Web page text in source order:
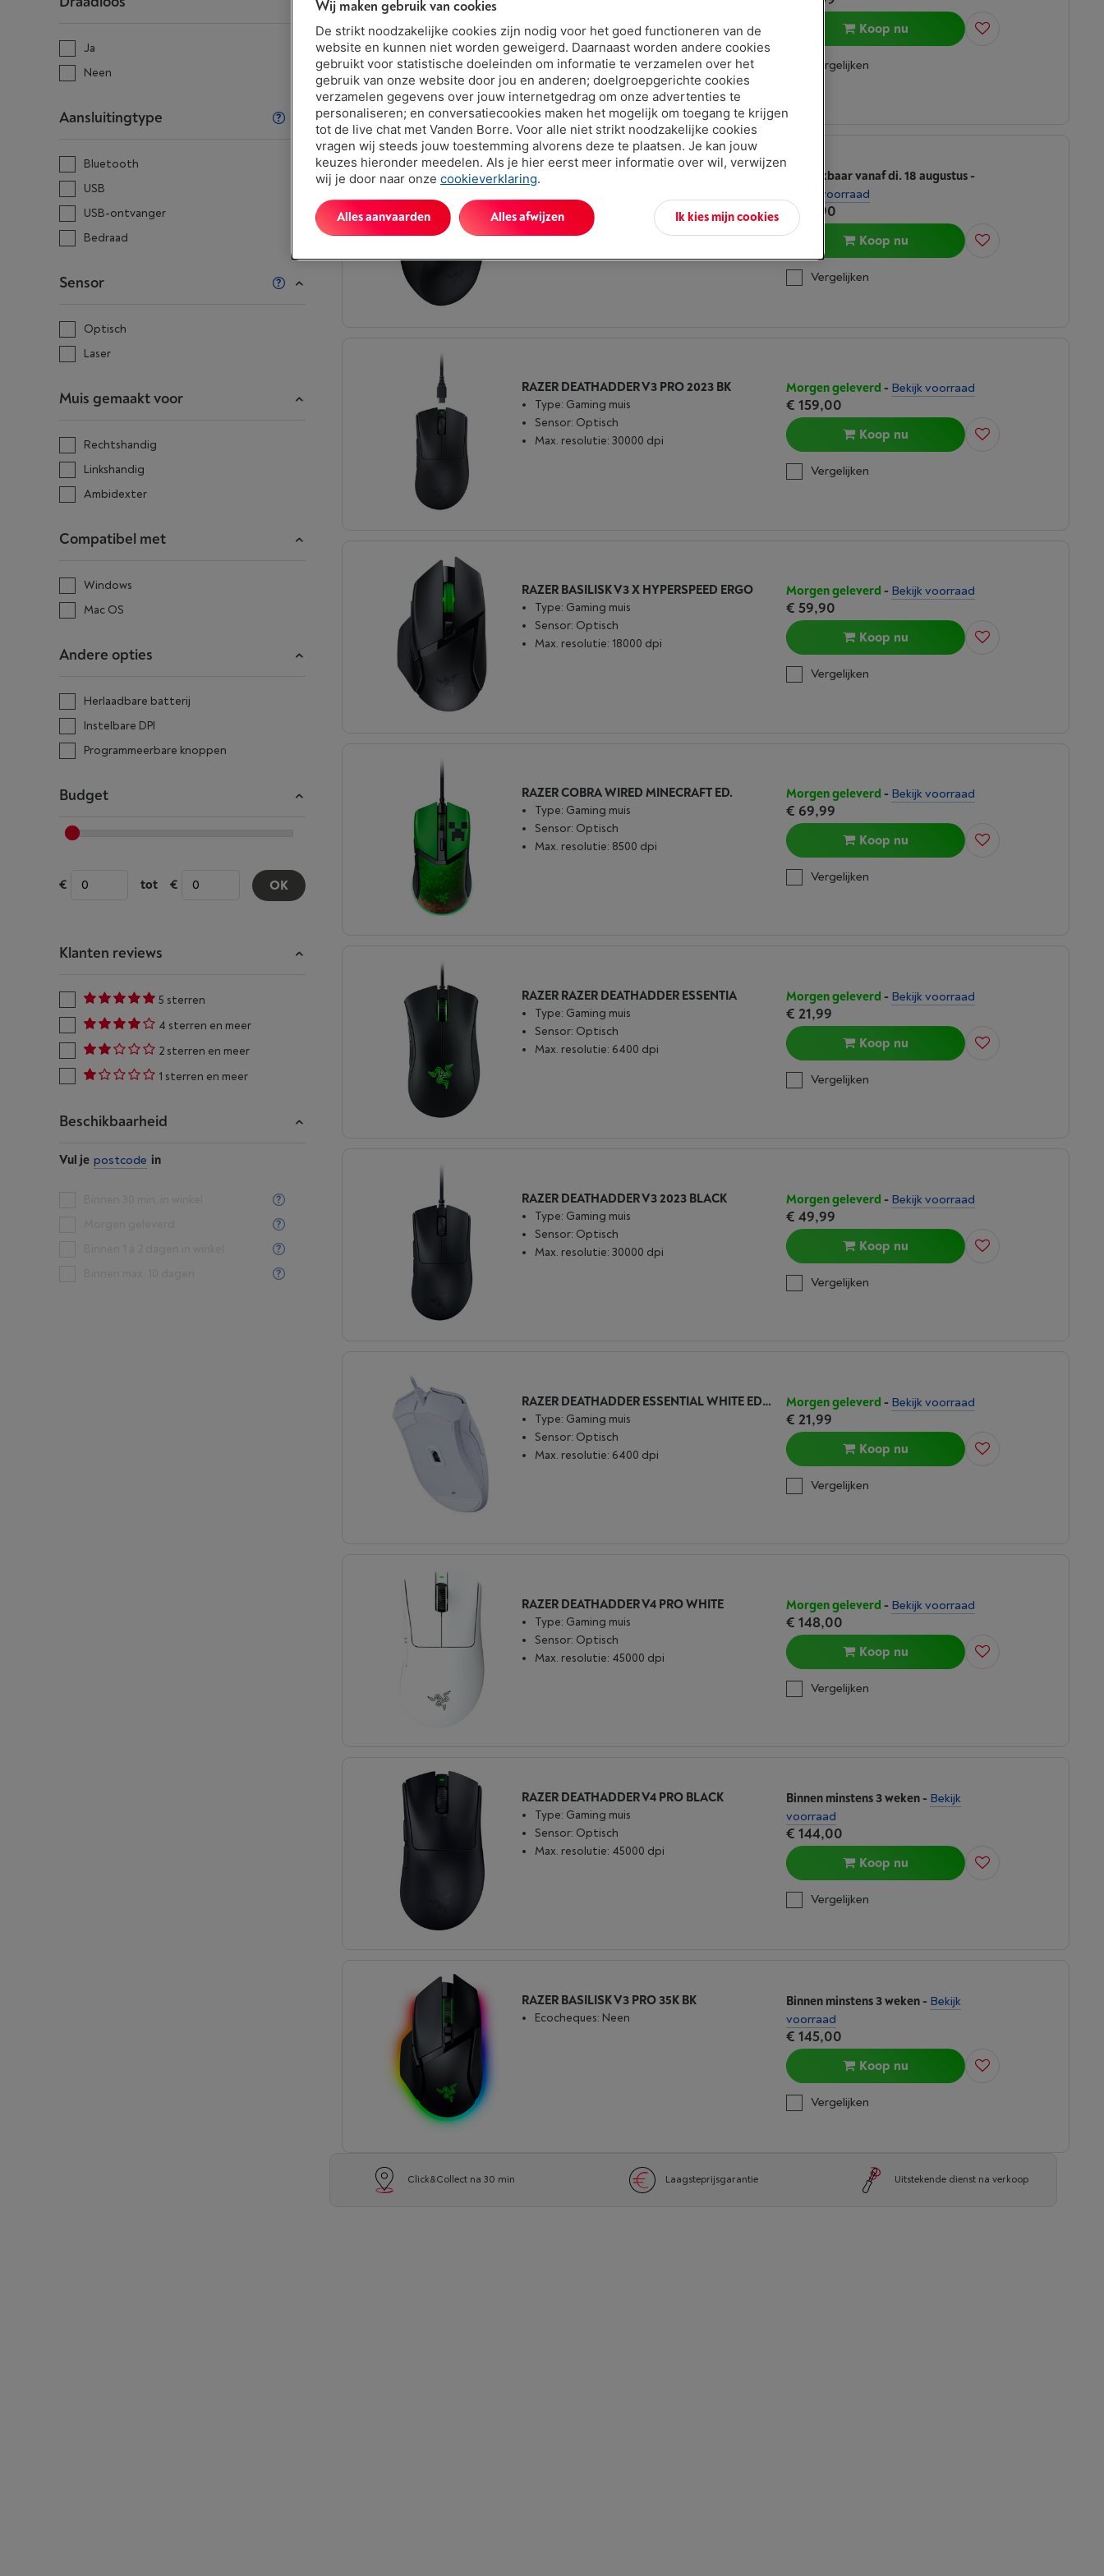
Ja
Neen
Aansluitingtype
Bluetooth
USB
USB-ontvanger
Bedraad
Sensor
Optisch
Laser
Muis gemaakt voor
Rechtshandig
Linkshandig
Ambidexter
Compatibel met
Windows
Mac OS
Andere opties
Herlaadbare batterij
Instelbare DPI
Programmeerbare knoppen
Budget
tot OK
Klanten reviews
5 sterren
4 sterren en meer
2 sterren en meer
1 sterren en meer
Beschikbaarheid
Vul je postcode in
Click&Collect na 30 min Laagsteprijsgarantie Uitstekende dienst na verkoop
Sensor: Optisch
Max. resolutie: 26000 dpi
Koop nu
Vergelijken
Sensor: Optisch
Max. resolutie: 26000 dpi
Beschikbaar vanaf di. 18 augustus-
Bekijk voorraad
€ 89,90
Koop nu
Vergelijken
RAZER DEATHADDER V3 PRO 2023 BK
Type: Gaming muis
Sensor: Optisch
Max. resolutie: 30000 dpi
Morgen geleverd - Bekijk voorraad
€ 159,00
Koop nu
Vergelijken
RAZER BASILISK V3 X HYPERSPEED ERGO
Type: Gaming muis
Sensor: Optisch
Max. resolutie: 18000 dpi
Morgen geleverd - Bekijk voorraad
€ 59,90
Koop nu
Vergelijken
RAZER COBRA WIRED MINECRAFT ED.
Type: Gaming muis
Sensor: Optisch
Max. resolutie: 8500 dpi
Morgen geleverd - Bekijk voorraad
€ 69,99
Koop nu
Vergelijken
RAZER RAZER DEATHADDER ESSENTIA
Type: Gaming muis
Sensor: Optisch
Max. resolutie: 6400 dpi
Morgen geleverd - Bekijk voorraad
€ 21,99
Koop nu
Vergelijken
RAZER DEATHADDER V3 2023 BLACK
Type: Gaming muis
Sensor: Optisch
Max. resolutie: 30000 dpi
Morgen geleverd - Bekijk voorraad
€ 49,99
Koop nu
Vergelijken
RAZER DEATHADDER ESSENTIAL WHITE EDITION
Type: Gaming muis
Sensor: Optisch
Max. resolutie: 6400 dpi
Morgen geleverd - Bekijk voorraad
€ 21,99
Koop nu
Vergelijken
RAZER DEATHADDER V4 PRO WHITE
Type: Gaming muis
Sensor: Optisch
Max. resolutie: 45000 dpi
Morgen geleverd - Bekijk voorraad
€ 148,00
Koop nu
Vergelijken
RAZER DEATHADDER V4 PRO BLACK
Type: Gaming muis
Sensor: Optisch
Max. resolutie: 45000 dpi
Binnen minstens 3 weken- Bekijk
voorraad
€ 144,00
Koop nu
Vergelijken
RAZER BASILISK V3 PRO 35K BK
Ecocheques: Neen
Binnen minstens 3 weken- Bekijk
voorraad
€ 145,00
Koop nu
Vergelijken
Wij maken gebruik van cookies
De strikt noodzakelijke cookies zijn nodig voor het goed functioneren van de
website en kunnen niet worden geweigerd. Daarnaast worden andere cookies
gebruikt voor statistische doeleinden om informatie te verzamelen over het
gebruik van onze website door jou en anderen; doelgroepgerichte cookies
verzamelen gegevens over jouw internetgedrag om onze advertenties te
personaliseren; en conversatiecookies maken het mogelijk om toegang te krijgen
tot de live chat met Vanden Borre. Voor alle niet strikt noodzakelijke cookies
vragen wij steeds jouw toestemming alvorens deze te plaatsen. Je kan jouw
keuzes hieronder meedelen. Als je hier eerst meer informatie over wil, verwijzen
wij je door naar onze cookieverklaring.
Ik kies mijn cookies
Alles afwijzen
Alles aanvaarden